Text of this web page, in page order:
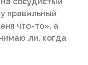
правильный
что-то», а
ли, когда